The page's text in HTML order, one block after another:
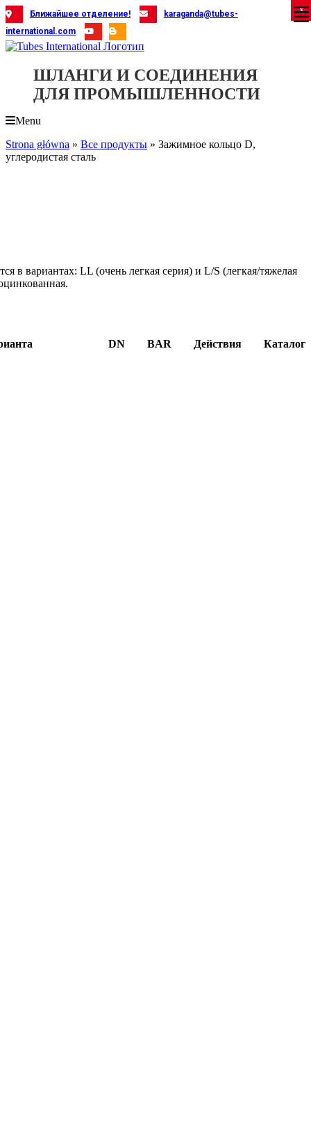
Skip
to
content
Ближайшее отделение!
karaganda@tubes-
international.com
ШЛАНГИ И СОЕДИНЕНИЯ
ДЛЯ ПРОМЫШЛЕННОСТИ
Menu
Strona główna » Все продукты » Зажимное кольцо D,
углеродистая сталь
в вариантах: LL (очень легкая серия) и L/S (легкая/тяжелая
DN BAR Действия Каталог
X
X
X
X
X
X
X
X
X
X
X
X
X
X
X
X
X
X
X